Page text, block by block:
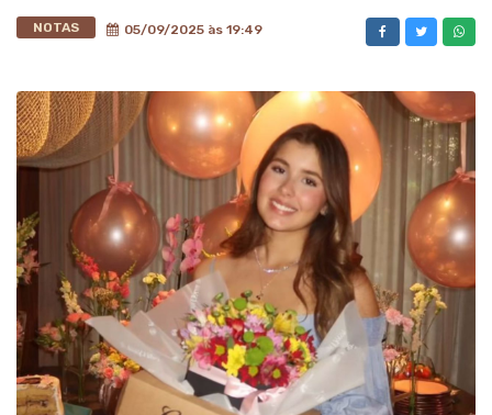
NOTAS 05/09/2025 às 19:49